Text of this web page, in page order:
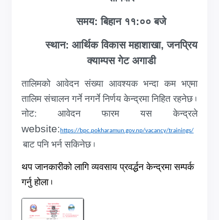
समय: बिहान ११:०० बजे
स्थान: आर्थिक विकास महाशाखा, जनप्रिय
क्याम्पस गेट अगाडी
तालिमको आवेदन संख्या आवश्यक भन्दा कम भएमा
तालिम संचालन गर्ने नगर्ने निर्णय केन्द्रमा निहित रहनेछ .
नोट: आवेदन फारम यस केन्द्रले
website: https://bpc.pokharamun.gov.np/vacancy/trainings/
बाट पनि भर्न सकिनेछ .
थप जानकारीको लागि व्यवसाय प्रवर्द्धन केन्द्रमा सम्पर्क
गर्नु होला .